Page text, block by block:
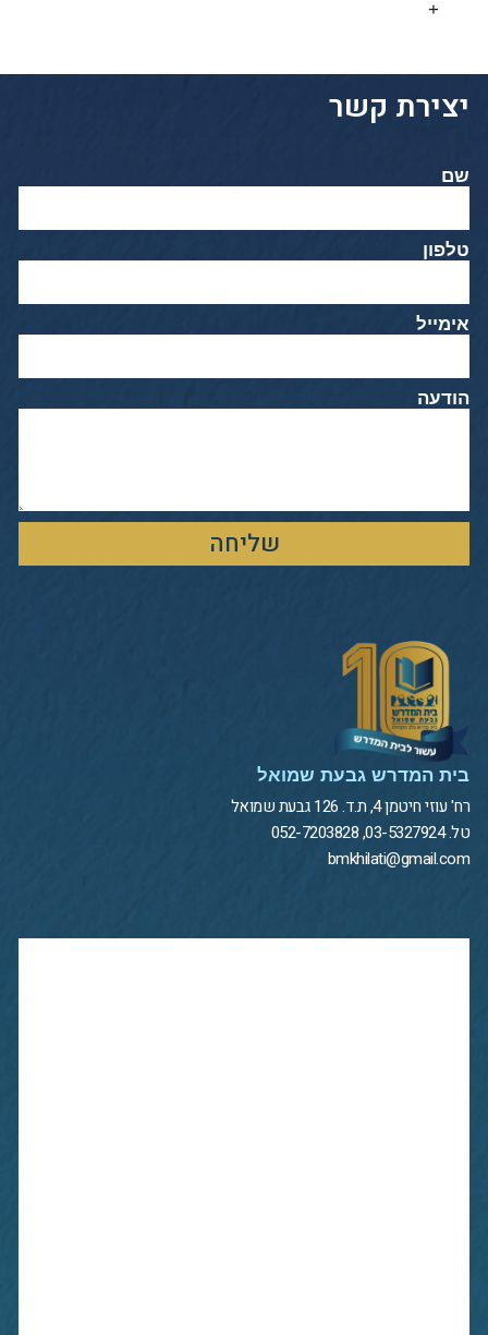
יצירת קשר
שם
טלפון
אימייל
הודעה
שליחה
בית המדרש גבעת שמואל
רח' עוזי חיטמן 4, ת.ד. 126 גבעת שמואל
טל. 03-5327924, 052-7203828
bmkhilati@gmail.com